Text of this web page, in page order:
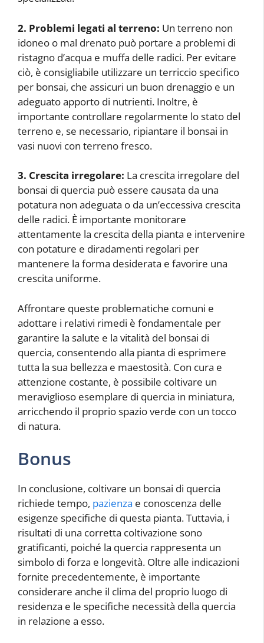
2. Problemi legati al terreno: Un terreno non
idoneo o mal drenato può portare a problemi di
ristagno d’acqua e muffa delle radici. Per evitare
ciò, è consigliabile utilizzare un terriccio specifico
per bonsai, che assicuri un buon drenaggio e un
adeguato apporto di nutrienti. Inoltre, è
importante controllare regolarmente lo stato del
terreno e, se necessario, ripiantare il bonsai in
vasi nuovi con terreno fresco.
3. Crescita irregolare: La crescita irregolare del
bonsai di quercia può essere causata da una
potatura non adeguata o da un’eccessiva crescita
delle radici. È importante monitorare
attentamente la crescita della pianta e intervenire
con potature e diradamenti regolari per
mantenere la forma desiderata e favorire una
crescita uniforme.
Affrontare queste problematiche comuni e
adottare i relativi rimedi è fondamentale per
garantire la salute e la vitalità del bonsai di
quercia, consentendo alla pianta di esprimere
tutta la sua bellezza e maestosità. Con cura e
attenzione costante, è possibile coltivare un
meraviglioso esemplare di quercia in miniatura,
arricchendo il proprio spazio verde con un tocco
di natura.
Bonus
In conclusione, coltivare un bonsai di quercia
richiede tempo, pazienza e conoscenza delle
esigenze specifiche di questa pianta. Tuttavia, i
risultati di una corretta coltivazione sono
gratificanti, poiché la quercia rappresenta un
simbolo di forza e longevità. Oltre alle indicazioni
fornite precedentemente, è importante
considerare anche il clima del proprio luogo di
residenza e le specifiche necessità della quercia
in relazione a esso.